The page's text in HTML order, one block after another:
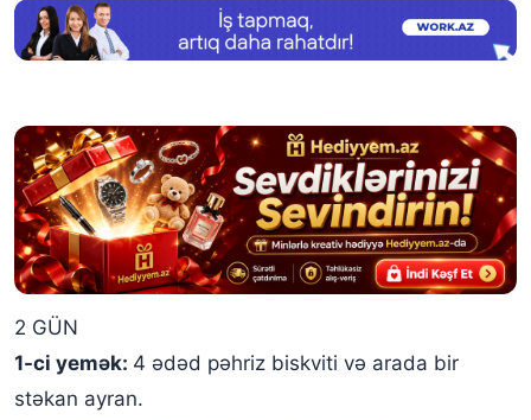
2 GÜN
1-ci yemək: 4 ədəd pəhriz biskviti və arada bir
stəkan ayran.